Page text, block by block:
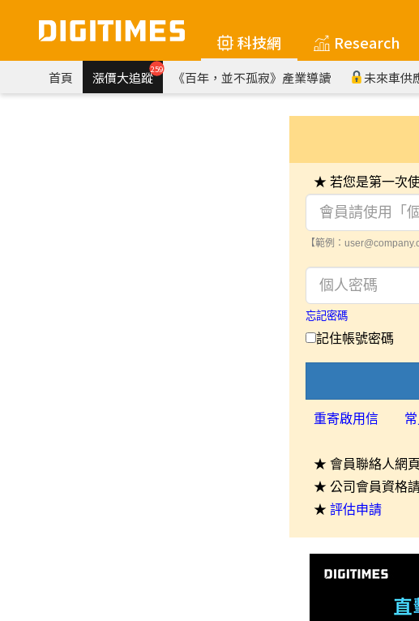
科技網 Research
首頁 漲價大追蹤259 《百年，並不孤寂》產業導讀 未來車供
★ 若您是第一次
【範例：
忘記密碼
記住帳號密碼
重寄啟用信
★ 會員聯絡人網
★ 公司會員資格
★ 評估申請